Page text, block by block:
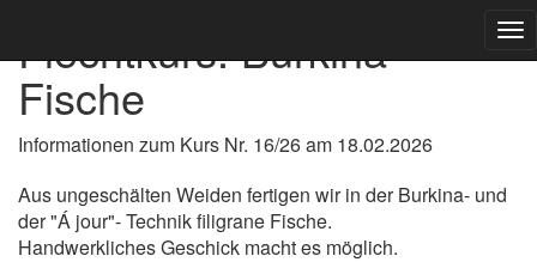
Flechtkurs: Burkina-
Fische
Informationen zum Kurs Nr. 16/26 am 18.02.2026
Aus ungeschälten Weiden fertigen wir in der Burkina- und
der "Á jour"- Technik filigrane Fische.
Handwerkliches Geschick macht es möglich.